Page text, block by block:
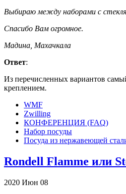
Выбираю между наборами с
Спасибо Вам огромное.
Мадина, Махачкала
Ответ:
Из перечисленных вариантов
креплением.
WMF
Zwilling
КОНФЕРЕНЦИЯ (FAQ)
Набор посуды
Посуда из нержавеющей
Rondell Flamme или
2020 Июн 08